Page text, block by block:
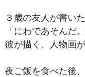
３歳の友人が書い
「にわであそんだ
彼が描く、人物画
夜ご飯を食べた後